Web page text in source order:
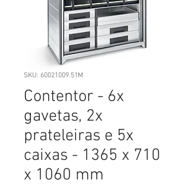
SKU: 60021009.51M
Contentor - 6x
gavetas, 2x
prateleiras e 5x
caixas - 1365 x 710
x 1060 mm